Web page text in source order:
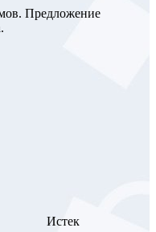
Предложение
Истек